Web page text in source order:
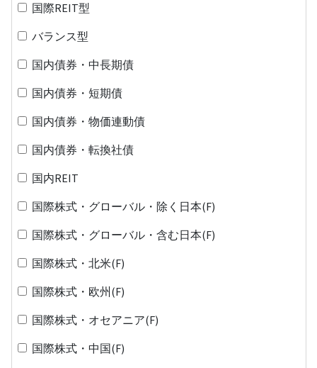
国際REIT型
バランス型
国内債券・中長期債
国内債券・短期債
国内債券・物価連動債
国内債券・転換社債
国内REIT
国際株式・グローバル・除く日本(F)
国際株式・グローバル・含む日本(F)
国際株式・北米(F)
国際株式・欧州(F)
国際株式・オセアニア(F)
国際株式・中国(F)